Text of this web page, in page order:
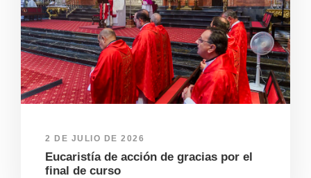
2 DE JULIO DE 2026
Eucaristía de acción de gracias por el
final de curso